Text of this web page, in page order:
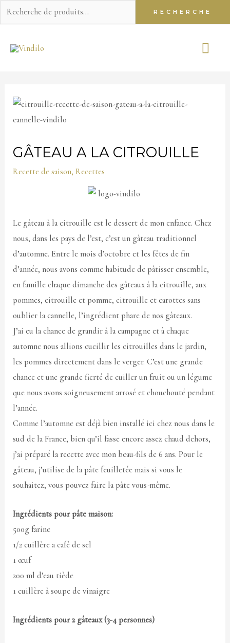
Recherche
pour :
RECHERCHE
GÂTEAU A LA CITROUILLE
Recette de saison,Recettes
Le gâteau à la citrouille est le dessert de mon enfance. Chez
nous, dans les pays de l’est, c’est un gâteau traditionnel
d’automne. Entre le mois d’octobre et les fêtes de fin
d’année, nous avons comme habitude de pâtisser ensemble,
en famille chaque dimanche des gâteaux à la citrouille, aux
pommes, citrouille et pomme, citrouille et carottes sans
oublier la cannelle, l’ingrédient phare de nos gâteaux.
J’ai eu la chance de grandir à la campagne et à chaque
automne nous allions cueillir les citrouilles dans le jardin,
les pommes directement dans le verger. C’est une grande
chance et une grande fierté de cuiller un fruit ou un légume
que nous avons soigneusement arrosé et chouchouté pendant
l’année.
Comme l’automne est déjà bien installé ici chez nous dans le
sud de la France, bien qu’il fasse encore assez chaud dehors,
j’ai préparé la recette avec mon beau-fils de 6 ans. Pour le
gâteau, j’utilise de la pâte feuilletée mais si vous le
souhaitez, vous pouvez faire la pâte vous-même.
Ingrédients pour pâte maison:
500g farine
1/2 cuillère a café de sel
1 œuf
200 ml d’eau tiède
1 cuillère à soupe de vinaigre
Ingrédients pour 2 gâteaux (3-4 personnes)